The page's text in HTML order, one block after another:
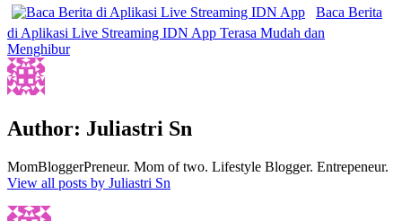
Baca Berita
di Aplikasi Live Streaming IDN App Terasa Mudah dan
Menghibur
Author: Juliastri Sn
MomBloggerPreneur. Mom of two. Lifestyle Blogger. Entrepeneur.
View all posts by Juliastri Sn
Author